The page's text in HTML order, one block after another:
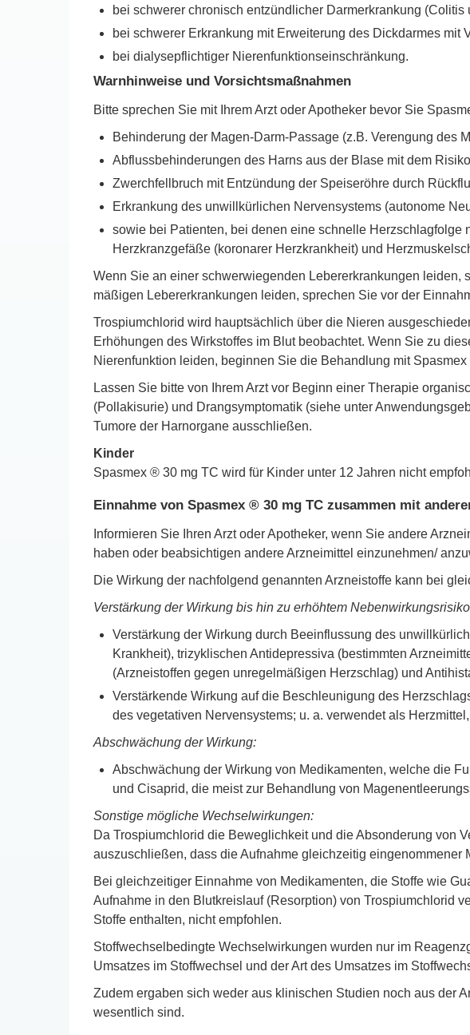
bei schwerer chronisch entzündlicher Darmerkrankung
bei schwerer Erkrankung mit Erweiterung des Dickdarmes mit
bei dialysepflichtiger Nierenfunktionseinschränkung.
Warnhinweise und Vorsichtsmaßnahmen
Bitte sprechen Sie mit Ihrem Arzt oder Apotheker bevor Sie
Behinderung der Magen-Darm-Passage (z.B. Verengung des
Abflussbehinderungen des Harns aus der Blase mit dem
Zwerchfellbruch mit Entzündung der Speiseröhre durch
Erkrankung des unwillkürlichen Nervensystems (autonome
sowie bei Patienten, bei denen eine schnelle
Herzkranzgefäße (koronarer Herzkrankheit) und
Wenn Sie an einer schwerwiegenden Lebererkrankungen
mäßigen Lebererkrankungen leiden, sprechen Sie vor der
Trospiumchlorid wird hauptsächlich über die Nieren
Erhöhungen des Wirkstoffes im Blut beobachtet. Wenn Sie zu
Nierenfunktion leiden, beginnen Sie die Behandlung mit
Lassen Sie bitte von Ihrem Arzt vor Beginn einer Therapie
(Pollakisurie) und Drangsymptomatik (siehe unter
Tumore der Harnorgane ausschließen.
Kinder
Spasmex ® 30 mg TC wird für Kinder unter 12 Jahren nicht
Einnahme von Spasmex ® 30 mg TC zusammen mit
Informieren Sie Ihren Arzt oder Apotheker, wenn Sie andere
haben oder beabsichtigen andere Arzneimittel einzunehmen/
Die Wirkung der nachfolgend genannten Arzneistoffe kann bei
Verstärkung der Wirkung bis hin zu erhöhtem
Verstärkung der Wirkung durch Beeinflussung des
Krankheit), trizyklischen Antidepressiva (bestimmten
(Arzneistoffen gegen unregelmäßigen Herzschlag) und
Verstärkende Wirkung auf die Beschleunigung des
des vegetativen Nervensystems; u. a. verwendet als
Abschwächung der Wirkung:
Abschwächung der Wirkung von Medikamenten, welche die
und Cisaprid, die meist zur Behandlung von
Sonstige mögliche Wechselwirkungen:
Da Trospiumchlorid die Beweglichkeit und die Absonderung von
auszuschließen, dass die Aufnahme gleichzeitig eingenommener
Bei gleichzeitiger Einnahme von Medikamenten, die Stoffe wie
Aufnahme in den Blutkreislauf (Resorption) von Trospiumchlorid
Stoffe enthalten, nicht empfohlen.
Stoffwechselbedingte Wechselwirkungen wurden nur im
Umsatzes im Stoffwechsel und der Art des Umsatzes im
Zudem ergaben sich weder aus klinischen Studien noch aus der
wesentlich sind.